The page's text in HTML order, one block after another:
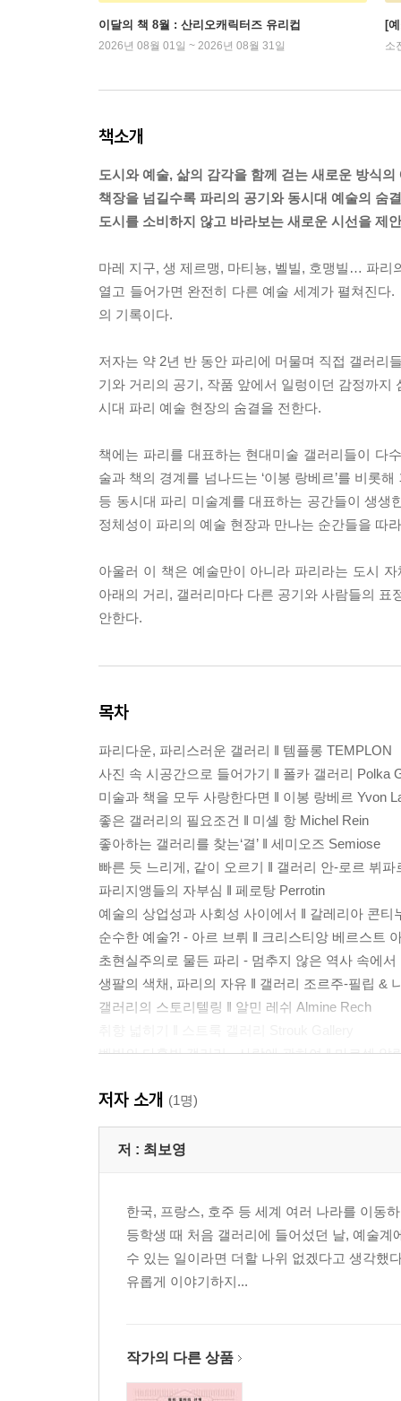
이달의 책 8월 : 산리오캐릭터즈 유리컵
2026년 08월 01일 ~ 2026년 08월 31일
[
소
책소개
도시와 예술, 삶의 감각을 함께 걷는 새로운 방식의
책장을 넘길수록 파리의 공기와 동시대 예술의 숨
도시를 소비하지 않고 바라보는 새로운 시선을 제
마레 지구, 생 제르맹, 마티뇽, 벨빌, 호맹빌… 파리
열고 들어가면 완전히 다른 예술 세계가 펼쳐진
의 기록이다.
저자는 약 2년 반 동안 파리에 머물며 직접 갤러리
기와 거리의 공기, 작품 앞에서 일렁이던 감정까
시대 파리 예술 현장의 숨결을 전한다.
책에는 파리를 대표하는 현대미술 갤러리들이 다
술과 책의 경계를 넘나드는 ‘이봉 랑베르’를 비롯
등 동시대 파리 미술계를 대표하는 공간들이 생
정체성이 파리의 예술 현장과 만나는 순간들을 따
아울러 이 책은 예술만이 아니라 파리라는 도시
아래의 거리, 갤러리마다 다른 공기와 사람들의
안한다.
목차
파리다운, 파리스러운 갤러리 ‖ 템플롱 TEMPLON
사진 속 시공간으로 들어가기 ‖ 폴카 갤러리 Polka
미술과 책을 모두 사랑한다면 ‖ 이봉 랑베르 Yvon
좋은 갤러리의 필요조건 ‖ 미셸 항 Michel Rein
좋아하는 갤러리를 찾는‘결’ ‖ 세미오즈 Semiose
빠른 듯 느리게, 같이 오르기 ‖ 갤러리 안-로르 뷔파
파리지앵들의 자부심 ‖ 페로탕 Perrotin
예술의 상업성과 사회성 사이에서 ‖ 갈레리아 콘티
순수한 예술?! - 아르 브뤼 ‖ 크리스티앙 베르스트
초현실주의로 물든 파리 - 멈추지 않은 역사 속에
생팔의 색채, 파리의 자유 ‖ 갤러리 조르주-필립 &
갤러리의 스토리텔링 ‖ 알민 레쉬 Almine Rech
벨빌의 다홍빛 갤러리 - 사랑에 관하여 ‖ 마르셀 알
작지만 작지 않은 갤러리 ‖ 22.48m2
동-서양 그 너머에 ‖ 갤러리 바지우 Galerie Vazieux
이름 없는 이해의 자리에서, 파리의 아프리카 미술
저자 소개 (1명)
저 : 최보영
한국, 프랑스, 호주 등 세계 여러 나라를 이동
등학생 때 처음 갤러리에 들어섰던 날, 예술
수 있는 일이라면 더할 나위 없겠다고 생각했
유롭게 이야기하지...
작가의 다른 상품